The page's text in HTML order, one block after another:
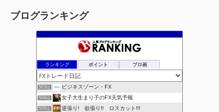
カ
ブログランキング
ランキング ポイント ブロ画
503位 ビジネスゾーン・FX
504位 女子大生まり子のFX天気予報
505位 逆張り! 欲張り!! ロスカット!!!